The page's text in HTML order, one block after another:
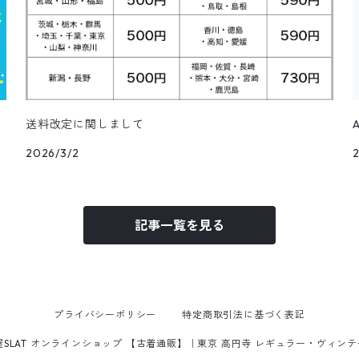
送料改定に関しまして
2026/3/2
記事一覧を見る
プライバシーポリシー 特定商取引法に基づく表記
オンラインショップ 【古着通販】｜東京 高円寺 レギュラー・ヴィン